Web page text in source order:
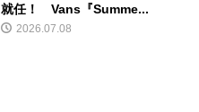
就任！ Vans『Summe...
2026.07.08